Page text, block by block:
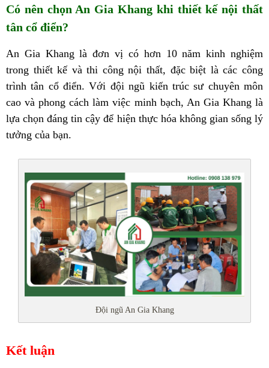
Có nên chọn An Gia Khang khi thiết kế nội thất
tân cổ điển?
An Gia Khang là đơn vị có hơn 10 năm kinh nghiệm
trong thiết kế và thi công nội thất, đặc biệt là các công
trình tân cổ điển. Với đội ngũ kiến trúc sư chuyên môn
cao và phong cách làm việc minh bạch, An Gia Khang là
lựa chọn đáng tin cậy để hiện thực hóa không gian sống lý
tưởng của bạn.
Đội ngũ An Gia Khang
Kết luận